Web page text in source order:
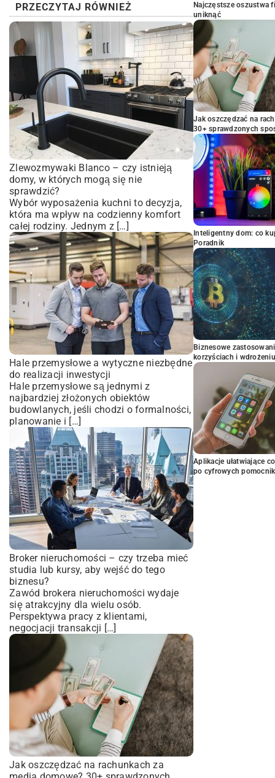
PRZECZYTAJ RÓWNIEŻ
Zlewozmywaki Blanco – czy istnieją
domy, w których mogą się nie
sprawdzić?
Wybór wyposażenia kuchni to decyzja,
która ma wpływ na codzienny komfort
całej rodziny. Jednym z […]
Hale przemysłowe a wytyczne niezbędne
do realizacji inwestycji
Hale przemysłowe są jednymi z
najbardziej złożonych obiektów
budowlanych, jeśli chodzi o formalności,
planowanie i […]
Broker nieruchomości – czy trzeba mieć
studia lub kursy, aby wejść do tego
biznesu?
Zawód brokera nieruchomości wydaje
się atrakcyjny dla wielu osób.
Perspektywa pracy z klientami,
negocjacji transakcji […]
Jak oszczędzać na rachunkach za
Najczęstsze oszustwa
uniknąć
Jak oszczędzać na
30+ sprawdzonych
Inteligentny dom: co
Poradnik
Biznesowe
korzyściach i wdrożeniu
Aplikacje ułatwiające
po cyfrowych